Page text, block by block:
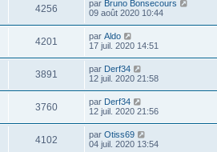
4256 par Bruno Bonsecours
09 août 2020 10:44
4201 par Aldo
17 juil. 2020 14:51
3891 par Derf34
12 juil. 2020 21:58
3760 par Derf34
12 juil. 2020 21:56
4102 par Otiss69
04 juil. 2020 13:54